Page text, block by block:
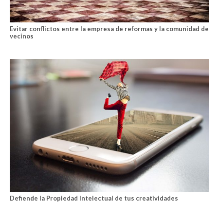
Evitar conflictos entre la empresa de reformas y la comunidad de
vecinos
Defiende la Propiedad Intelectual de tus creatividades